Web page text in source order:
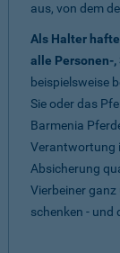
aus, von dem
Als Halter
alle Personen-,
beispielsweise
Sie oder das
Barmenia
Verantwortung
Absicherung
Vierbeiner
schenken - und